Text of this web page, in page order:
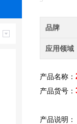
品牌
应用领域
产品名称：
产品货号：
产品说明：